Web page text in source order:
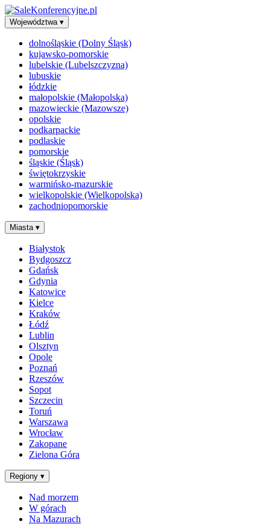
Województwa ▾
dolnośląskie (Dolny Śląsk)
kujawsko-pomorskie
lubelskie (Lubelszczyzna)
lubuskie
łódzkie
małopolskie (Małopolska)
mazowieckie (Mazowsze)
opolskie
podkarpackie
podlaskie
pomorskie
śląskie (Śląsk)
świętokrzyskie
warmińsko-mazurskie
wielkopolskie (Wielkopolska)
zachodniopomorskie
Miasta ▾
Białystok
Bydgoszcz
Gdańsk
Gdynia
Katowice
Kielce
Kraków
Łódź
Lublin
Olsztyn
Opole
Poznań
Rzeszów
Sopot
Szczecin
Toruń
Warszawa
Wrocław
Zakopane
Zielona Góra
Regiony ▾
Nad morzem
W górach
Na Mazurach